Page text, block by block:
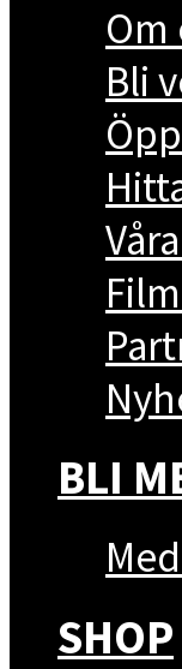
Om
Bli
BLI
SHOP